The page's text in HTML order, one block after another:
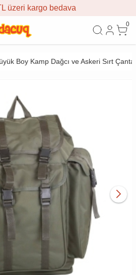
üzeri kargo bedava
0
Boy Kamp Dağcı ve Askeri Sırt